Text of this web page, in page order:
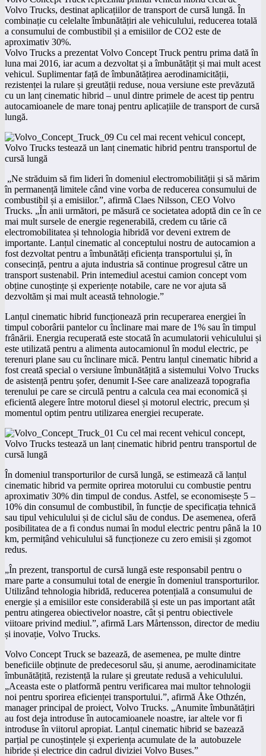
Volvo Trucks, destinat aplicațiilor de transport de cursă lungă. În
combinație cu celelalte îmbunătățiri ale vehiculului, reducerea totală
a consumului de combustibil și a emisiilor de CO2 este de
aproximativ 30%.
Volvo Trucks a prezentat Volvo Concept Truck pentru prima dată în
luna mai 2016, iar acum a dezvoltat și a îmbunătățit și mai mult acest
vehicul. Suplimentar față de îmbunătățirea aerodinamicității,
rezistenței la rulare și greutății reduse, noua versiune este prevăzută
cu un lanț cinematic hibrid – unul dintre primele de acest tip pentru
autocamioanele de mare tonaj pentru aplicațiile de transport de cursă
lungă.
„Ne străduim să fim lideri în domeniul electromobilității și să mărim
în permanență limitele când vine vorba de reducerea consumului de
combustibil și a emisiilor.”, afirmă Claes Nilsson, CEO Volvo
Trucks. „În anii următori, pe măsură ce societatea adoptă din ce în ce
mai mult sursele de energie regenerabilă, credem cu tărie că
electromobilitatea și tehnologia hibridă vor deveni extrem de
importante. Lanțul cinematic al conceptului nostru de autocamion a
fost dezvoltat pentru a îmbunătăți eficiența transportului și, în
consecință, pentru a ajuta industria să continue progresul către un
transport sustenabil. Prin intemediul acestui camion concept vom
obține cunoștințe și experiențe notabile, care ne vor ajuta să
dezvoltăm și mai mult această tehnologie.”
Lanțul cinematic hibrid funcționează prin recuperarea energiei în
timpul coborârii pantelor cu înclinare mai mare de 1% sau în timpul
frânării. Energia recuperată este stocată în acumulatorii vehiculului și
este utilizată pentru a alimenta autocamionul în modul electric, pe
terenuri plane sau cu înclinare mică. Pentru lanțul cinematic hibrid a
fost creată special o versiune îmbunătățită a sistemului Volvo Trucks
de asistență pentru șofer, denumit I-See care analizează topografia
terenului pe care se circulă pentru a calcula cea mai economică și
eficientă alegere între motorul diesel și motorul electric, precum și
momentul optim pentru utilizarea energiei recuperate.
În domeniul transporturilor de cursă lungă, se estimează că lanțul
cinematic hibrid va permite oprirea motorului cu combustie pentru
aproximativ 30% din timpul de condus. Astfel, se economisește 5 –
10% din consumul de combustibil, în funcție de specificația tehnică
sau tipul vehiculului și de ciclul său de condus. De asemenea, oferă
posibilitatea de a fi condus numai în modul electric pentru până la 10
km, permițând vehiculului să funcționeze cu zero emisii și zgomot
redus.
„În prezent, transportul de cursă lungă este responsabil pentru o
mare parte a consumului total de energie în domeniul transporturilor.
Utilizând tehnologia hibridă, reducerea potențială a consumului de
energie și a emisiilor este considerabilă și este un pas important atât
pentru atingerea obiectivelor noastre, cât și pentru obiectivele
viitoare privind mediul.”, afirmă Lars Mårtensson, director de mediu
și inovație, Volvo Trucks.
Volvo Concept Truck se bazează, de asemenea, pe multe dintre
beneficiile obținute de predecesorul său, și anume, aerodinamicitate
îmbunătățită, rezistență la rulare și greutate redusă a vehiculului.
„Aceasta este o platformă pentru verificarea mai multor tehnologii
noi pentru sporirea eficienței transportului.”, afirmă Åke Othzén,
manager principal de proiect, Volvo Trucks. „Anumite îmbunătățiri
au fost deja introduse în autocamioanele noastre, iar altele vor fi
introduse în viitorul apropiat. Lanțul cinematic hibrid se bazează
parțial pe cunoștințele și experiența acumulate de la autobuzele
hibride și electrice din cadrul diviziei Volvo Buses.”